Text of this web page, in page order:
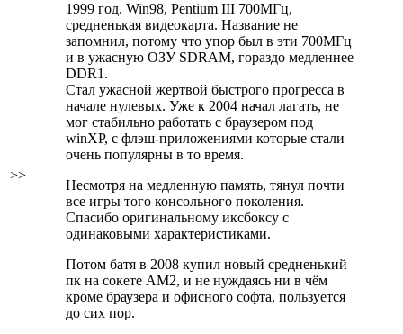
>>
1999 год. Win98, Pentium III 700МГц,
средненькая видеокарта. Название не
запомнил, потому что упор был в эти 700МГц
и в ужасную ОЗУ SDRAM, гораздо медленнее
DDR1.
Стал ужасной жертвой быстрого прогресса в
начале нулевых. Уже к 2004 начал лагать, не
мог стабильно работать с браузером под
winXP, с флэш-приложениями которые стали
очень популярны в то время.
Несмотря на медленную память, тянул почти
все игры того консольного поколения.
Спасибо оригинальному иксбоксу с
одинаковыми характеристиками.
Потом батя в 2008 купил новый средненький
пк на сокете AM2, и не нуждаясь ни в чём
кроме браузера и офисного софта, пользуется
до сих пор.